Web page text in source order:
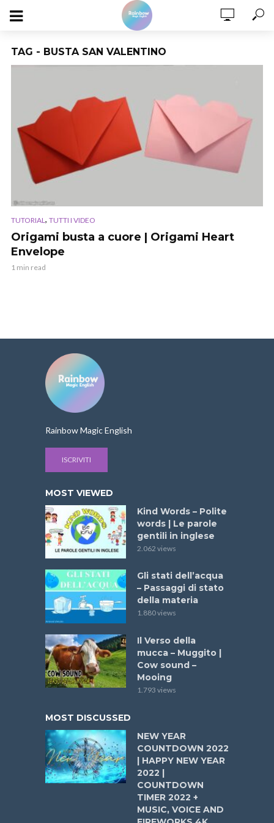
TAG - BUSTA SAN VALENTINO
TUTORIAL , TUTTI I VIDEO
Origami busta a cuore | Origami Heart
Envelope
1 min read
Rainbow Magic English
ISCRIVITI
MOST VIEWED
Kind Words – Polite
words | Le parole
gentili in inglese
2.062 views
Gli stati dell’acqua
– Passaggi di stato
della materia
1.880 views
Il Verso della
mucca – Muggito |
Cow sound –
Mooing
1.793 views
MOST DISCUSSED
NEW YEAR
COUNTDOWN 2022
| HAPPY NEW YEAR
2022 |
COUNTDOWN
TIMER 2022 +
MUSIC, VOICE AND